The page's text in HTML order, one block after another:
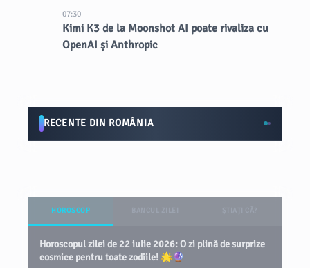
07:30
Kimi K3 de la Moonshot AI poate rivaliza cu
OpenAI și Anthropic
RECENTE DIN ROMÂNIA
HOROSCOP
Horoscopul zilei de 22 iulie 2026: O zi plină de surprize
cosmice pentru toate zodiile! 🌟🔮